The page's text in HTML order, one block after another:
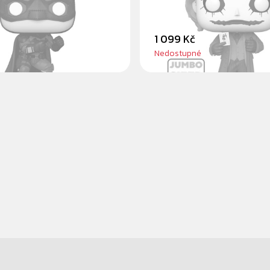
1 099 Kč
Nedostupné